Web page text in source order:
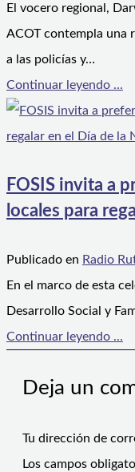
El vocero regional,
ACOT contempla una
a las policías y…
Continuar leyendo ...
FOSIS invita a
locales para
Publicado en Radio
En el marco de esta
Desarrollo Social y
Continuar leyendo ...
Deja un
Tu dirección de
Los campos